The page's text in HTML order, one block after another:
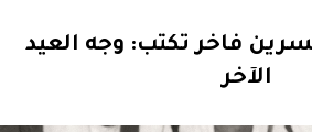
فاخر تكتب: وجه العيد
الآخر